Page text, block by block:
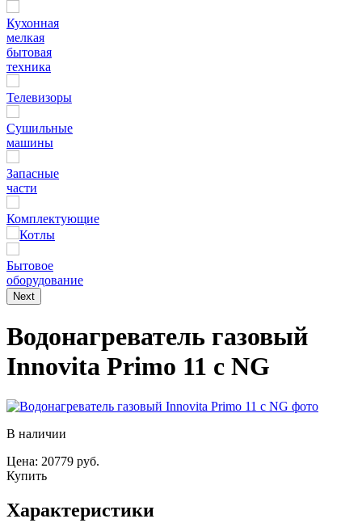
Кухонная
мелкая
бытовая
техника
Телевизоры
Сушильные
машины
Запасные
части
Комплектующие
Котлы
Бытовое
оборудование
Next
Водонагреватель газовый
Innovita Primo 11 c NG
В наличии
Цена: 20779 руб.
Купить
Характеристики